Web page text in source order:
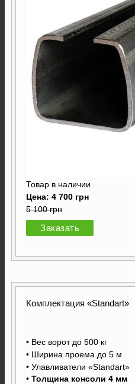
Товар в наличии
Цена: 4 700 грн
5 100 грн
Заказать
Комплектация «Standart»
• Вес ворот до 500 кг
• Ширина проема до 5 м
• Улавливатели «Standart»
• Толщина консоли 4 мм